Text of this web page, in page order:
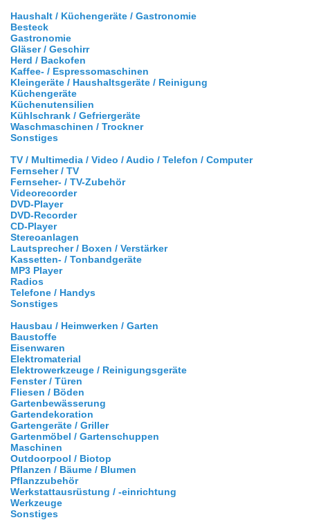
Haushalt / Küchengeräte / Gastronomie
Besteck
Gastronomie
Gläser / Geschirr
Herd / Backofen
Kaffee- / Espressomaschinen
Kleingeräte / Haushaltsgeräte / Reinigung
Küchengeräte
Küchenutensilien
Kühlschrank / Gefriergeräte
Waschmaschinen / Trockner
Sonstiges
TV / Multimedia / Video / Audio / Telefon / Computer
Fernseher / TV
Fernseher- / TV-Zubehör
Videorecorder
DVD-Player
DVD-Recorder
CD-Player
Stereoanlagen
Lautsprecher / Boxen / Verstärker
Kassetten- / Tonbandgeräte
MP3 Player
Radios
Telefone / Handys
Sonstiges
Hausbau / Heimwerken / Garten
Baustoffe
Eisenwaren
Elektromaterial
Elektrowerkzeuge / Reinigungsgeräte
Fenster / Türen
Fliesen / Böden
Gartenbewässerung
Gartendekoration
Gartengeräte / Griller
Gartenmöbel / Gartenschuppen
Maschinen
Outdoorpool / Biotop
Pflanzen / Bäume / Blumen
Pflanzzubehör
Werkstattausrüstung / -einrichtung
Werkzeuge
Sonstiges